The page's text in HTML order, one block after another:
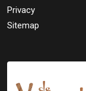
Privacy
Sitemap